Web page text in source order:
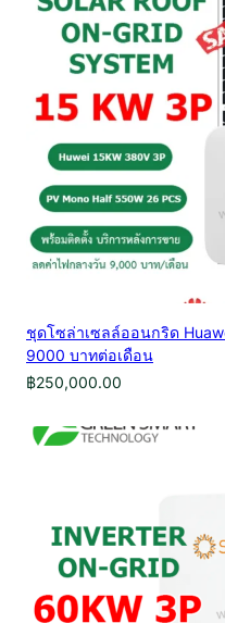
ชุดโซล่าเซลล์ออนกริด
9000 บาทต่อเดือน
฿250,000.00